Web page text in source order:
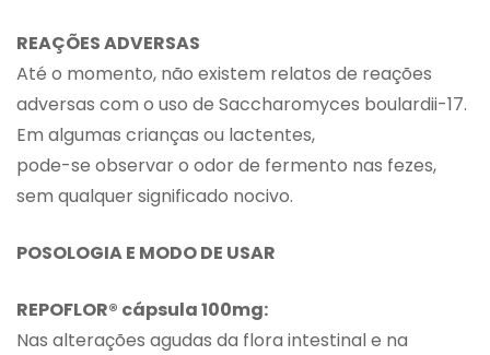
REAÇÕES ADVERSAS
Até o momento, não existem relatos de reações
adversas com o uso de Saccharomyces boulardii-17.
Em algumas crianças ou lactentes,
pode-se observar o odor de fermento nas fezes,
sem qualquer significado nocivo.
POSOLOGIA E MODO DE USAR
REPOFLOR® cápsula 100mg:
Nas alterações agudas da flora intestinal e na